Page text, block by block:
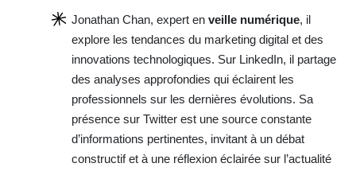
Jonathan Chan, expert en veille numérique, il
explore les tendances du marketing digital et des
innovations technologiques. Sur LinkedIn, il partage
des analyses approfondies qui éclairent les
professionnels sur les dernières évolutions. Sa
présence sur Twitter est une source constante
d’informations pertinentes, invitant à un débat
constructif et à une réflexion éclairée sur l’actualité